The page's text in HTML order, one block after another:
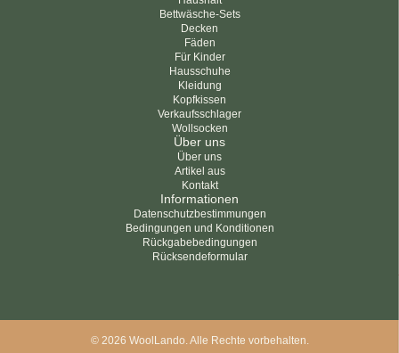
Bettwäsche-Sets
Decken
Fäden
Für Kinder
Hausschuhe
Kleidung
Kopfkissen
Verkaufsschlager
Wollsocken
Über uns
Über uns
Artikel aus
Kontakt
Informationen
Datenschutzbestimmungen
Bedingungen und Konditionen
Rückgabebedingungen
Rücksendeformular
© 2026 WoolLando. Alle Rechte vorbehalten.